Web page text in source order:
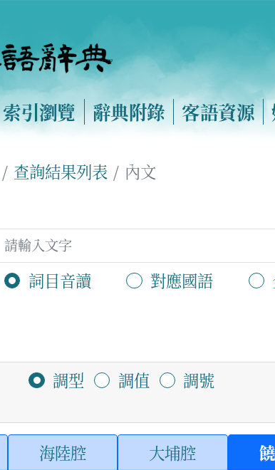
索引瀏覽 辭典附錄 客語資源
查詢結果列表 內文
詞目音讀 對應國語
調型 調值 調號
海陸腔 大埔腔